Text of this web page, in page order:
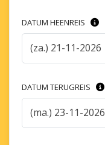
DATUM HEENREIS
(za.) 21-11-2026
DATUM TERUGREIS
(ma.) 23-11-2026